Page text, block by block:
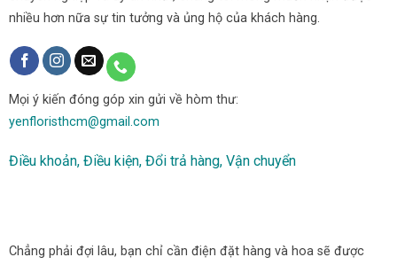
nhiều hơn nữa sự tin tưởng và ủng hộ của khách hàng.
Mọi ý kiến đóng góp xin gửi về hòm thư:
yenfloristhcm@gmail.com
Điều khoản, Điều kiện, Đổi trả hàng, Vận chuyển
Chẳng phải đợi lâu, bạn chỉ cần điện đặt hàng và hoa sẽ được